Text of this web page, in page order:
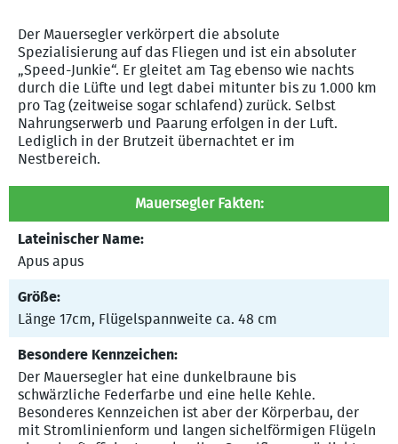
Der Mauersegler verkörpert die absolute
Spezialisierung auf das Fliegen und ist ein absoluter
„Speed-Junkie“. Er gleitet am Tag ebenso wie nachts
durch die Lüfte und legt dabei mitunter bis zu 1.000 km
pro Tag (zeitweise sogar schlafend) zurück. Selbst
Nahrungserwerb und Paarung erfolgen in der Luft.
Lediglich in der Brutzeit übernachtet er im
Nestbereich.
Mauersegler Fakten:
Lateinischer Name:
Apus apus
Größe:
Länge 17cm, Flügelspannweite ca. 48 cm
Besondere Kennzeichen:
Der Mauersegler hat eine dunkelbraune bis
schwärzliche Federfarbe und eine helle Kehle.
Besonderes Kennzeichen ist aber der Körperbau, der
mit Stromlinienform und langen sichelförmigen Flügeln